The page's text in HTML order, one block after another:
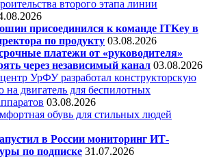
второго этапа линии
присоединился к команде ITKey в
по продукту 03.08.2026
платежи от «руководителя»
через независимый канал 03.08.2026
УрФУ разработал конструкторскую
на двигатель для беспилотных
03.08.2026
обувь для стильных людей
в России мониторинг ИТ-
по подписке 31.07.2026